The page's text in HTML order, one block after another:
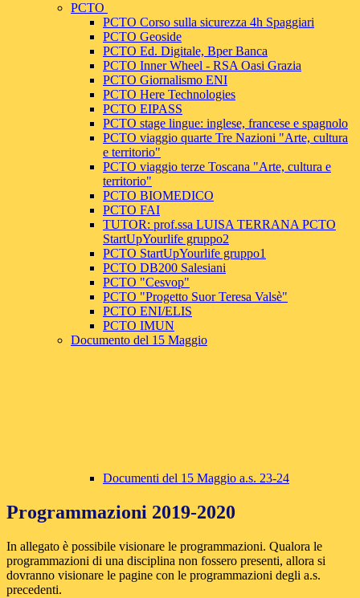
PCTO
PCTO Corso sulla sicurezza 4h Spaggiari
PCTO Geoside
PCTO Ed. Digitale, Bper Banca
PCTO Inner Wheel - RSA Oasi Grazia
PCTO Giornalismo ENI
PCTO Here Technologies
PCTO EIPASS
PCTO stage lingue: inglese, francese e spagnolo
PCTO viaggio quarte Tre Nazioni "Arte, cultura
e territorio"
PCTO viaggio terze Toscana "Arte, cultura e
territorio"
PCTO BIOMEDICO
PCTO FAI
TUTOR: prof.ssa LUISA TERRANA PCTO
StartUpYourlife gruppo2
PCTO StartUpYourlife gruppo1
PCTO DB200 Salesiani
PCTO "Cesvop"
PCTO "Progetto Suor Teresa Valsè"
PCTO ENI/ELIS
PCTO IMUN
Documento del 15 Maggio
Documenti del 15 Maggio a.s. 23-24
Programmazioni 2019-2020
In allegato è possibile visionare le programmazioni. Qualora le
programmazioni di una disciplina non fossero presenti, allora si
dovranno visionare le pagine con le programmazioni degli a.s.
precedenti.